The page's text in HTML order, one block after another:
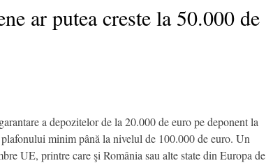
ar putea creste la 50.000 de
a depozitelor de la 20.000 de euro pe deponent la
minim până la nivelul de 100.000 de euro. Un
UE, printre care şi România sau alte state din Europa de